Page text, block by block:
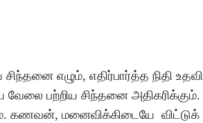
சிந்தனை எழும், எதிர்பார்த்த நிதி உதவி
வேலை பற்றிய சிந்தனை அதிகரிக்கும்.
. கணவன், மனைவிக்கிடையே விட்டுக்